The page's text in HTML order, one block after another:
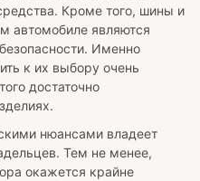
Кроме того, шины и
автомобиле являются
Именно
к их выбору очень
достаточно
нюансами владеет
Тем не менее,
окажется крайне